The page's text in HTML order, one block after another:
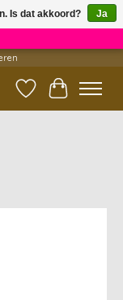
×
Verlanglijst
Is dat akkoord?
Ja